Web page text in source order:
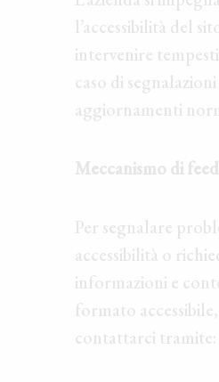
l’accessibilità del
intervenire
caso di
aggiornamenti
Meccanismo di
Per segnalare
accessibilità o
informazioni e
formato
contattarci tramite: